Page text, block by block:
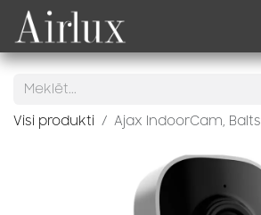
Skip to Content
Visi produkti Ajax IndoorCam, Balts